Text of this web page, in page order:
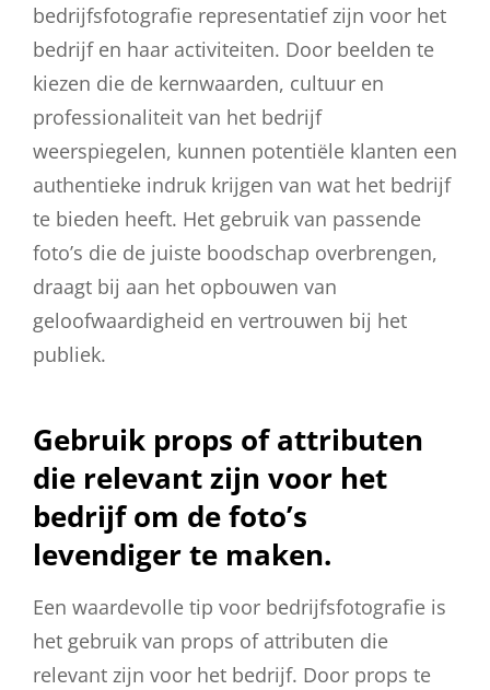
bedrijfsfotografie representatief zijn voor het
bedrijf en haar activiteiten. Door beelden te
kiezen die de kernwaarden, cultuur en
professionaliteit van het bedrijf
weerspiegelen, kunnen potentiële klanten een
authentieke indruk krijgen van wat het bedrijf
te bieden heeft. Het gebruik van passende
foto’s die de juiste boodschap overbrengen,
draagt bij aan het opbouwen van
geloofwaardigheid en vertrouwen bij het
publiek.
Gebruik props of attributen
die relevant zijn voor het
bedrijf om de foto’s
levendiger te maken.
Een waardevolle tip voor bedrijfsfotografie is
het gebruik van props of attributen die
relevant zijn voor het bedrijf. Door props te